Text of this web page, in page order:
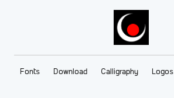
Fonts Download Calligraphy Logos